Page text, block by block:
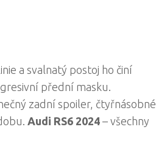
a svalnatý postoj ho činí
přední masku.
zadní spoiler, čtyřnásobné
Audi RS6 2024 – všechny